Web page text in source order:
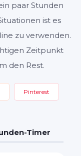
paar Stunden
ist es
zu verwenden.
Zeitpunkt
den Rest.
Pinterest
Timer